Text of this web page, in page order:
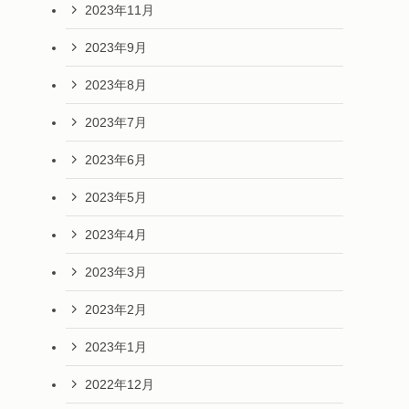
2023年11月
2023年9月
2023年8月
2023年7月
2023年6月
2023年5月
2023年4月
2023年3月
2023年2月
2023年1月
2022年12月